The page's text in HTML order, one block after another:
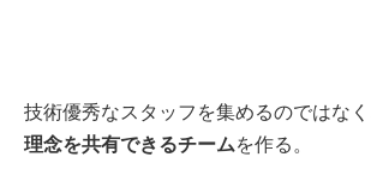
技術優秀なスタッフを集めるのではなく
理念を共有できるチームを作る。